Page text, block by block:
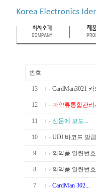
번호
13 CardMan3021
12 마약류통합관리
11 신문에 보도...
10 UDI 바코드 발
9 의약품 일련번
8 의약품 일련번
7 CardMan 302...